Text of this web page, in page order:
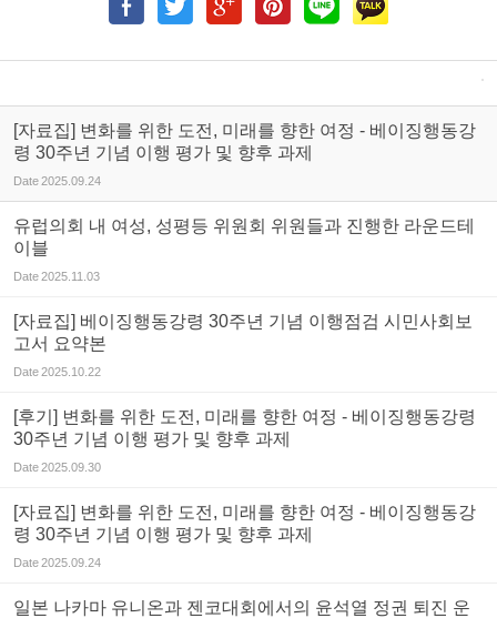
[자료집] 변화를 위한 도전, 미래를 향한 여정 - 베이징행동강
령 30주년 기념 이행 평가 및 향후 과제
Date2025.09.24
유럽의회 내 여성, 성평등 위원회 위원들과 진행한 라운드테
이블
Date2025.11.03
[자료집] 베이징행동강령 30주년 기념 이행점검 시민사회보
고서 요약본
Date2025.10.22
[후기] 변화를 위한 도전, 미래를 향한 여정 - 베이징행동강령
30주년 기념 이행 평가 및 향후 과제
Date2025.09.30
[자료집] 변화를 위한 도전, 미래를 향한 여정 - 베이징행동강
령 30주년 기념 이행 평가 및 향후 과제
Date2025.09.24
일본 나카마 유니온과 젠코대회에서의 윤석열 정권 퇴진 운